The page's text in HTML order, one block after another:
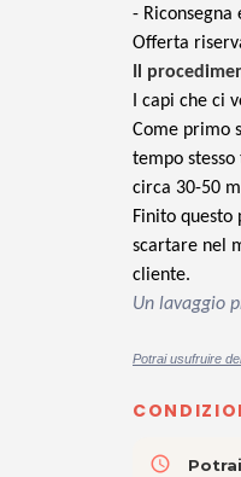
-
Offerta
Il
I capi che ci
Come primo
tempo stesso
circa 30-50
Finito questo
scartare nel
cliente.
Un lavaggio
Potrai usufruire
access_time